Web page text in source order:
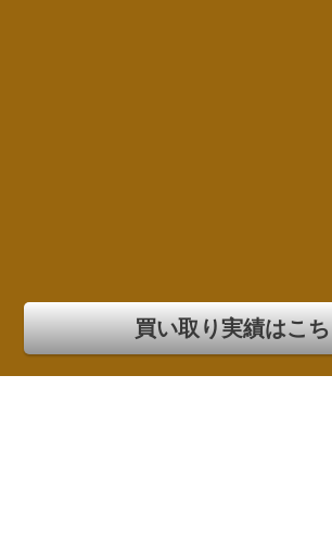
買い取り実績はこ